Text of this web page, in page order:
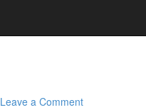
Leave a Comment